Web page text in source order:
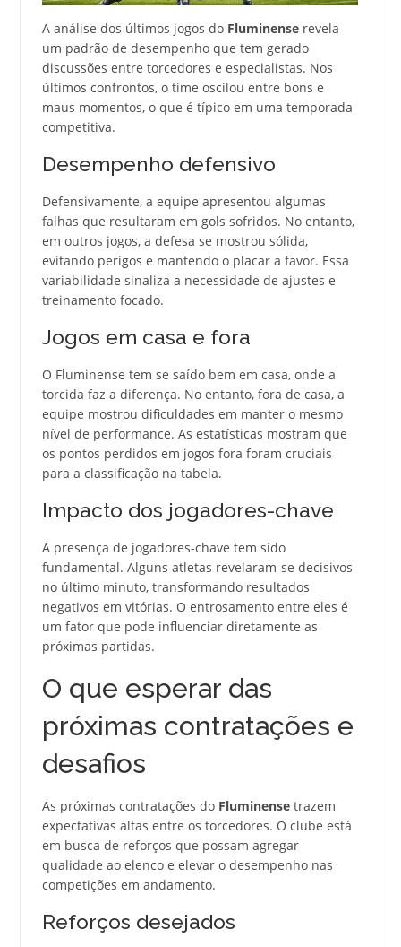
A análise dos últimos jogos do Fluminenserevela
um padrão de desempenho que tem gerado
discussões entre torcedores e especialistas. Nos
últimos confrontos, o time oscilou entre bons e
maus momentos, o que é típico em uma temporada
competitiva.
Desempenho defensivo
Defensivamente, a equipe apresentou algumas
falhas que resultaram em gols sofridos. No entanto,
em outros jogos, a defesa se mostrou sólida,
evitando perigos e mantendo o placar a favor. Essa
variabilidade sinaliza a necessidade de ajustes e
treinamento focado.
Jogos em casa e fora
O Fluminense tem se saído bem em casa, onde a
torcida faz a diferença. No entanto, fora de casa, a
equipe mostrou dificuldades em manter o mesmo
nível de performance. As estatísticas mostram que
os pontos perdidos em jogos fora foram cruciais
para a classificação na tabela.
Impacto dos jogadores-chave
A presença de jogadores-chave tem sido
fundamental. Alguns atletas revelaram-se decisivos
no último minuto, transformando resultados
negativos em vitórias. O entrosamento entre eles é
um fator que pode influenciar diretamente as
próximas partidas.
O que esperar das
próximas contratações e
desafios
As próximas contratações do Fluminensetrazem
expectativas altas entre os torcedores. O clube está
em busca de reforços que possam agregar
qualidade ao elenco e elevar o desempenho nas
competições em andamento.
Reforços desejados